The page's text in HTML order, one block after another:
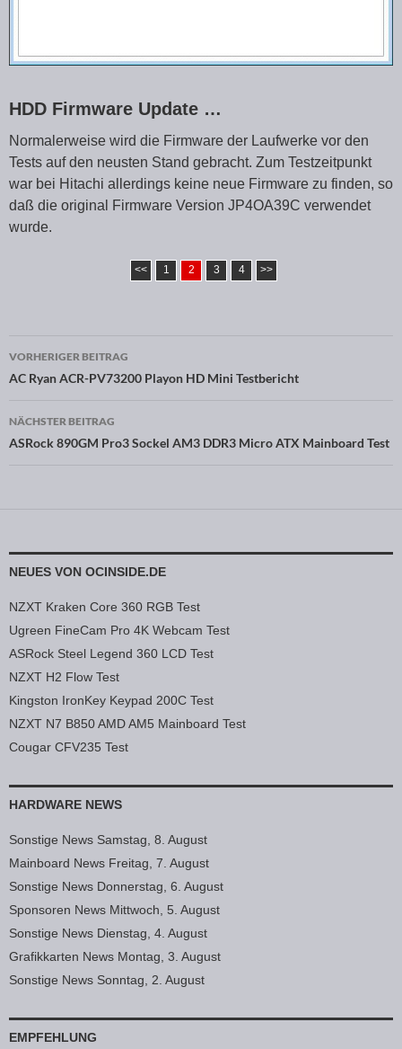
HDD Firmware Update …
Normalerweise wird die Firmware der Laufwerke vor den
Tests auf den neusten Stand gebracht. Zum Testzeitpunkt
war bei Hitachi allerdings keine neue Firmware zu finden, so
daß die original Firmware Version JP4OA39C verwendet
wurde.
<< 1 2 3 4 >>
Beitragsnavigation
VORHERIGER BEITRAG
AC Ryan ACR-PV73200 Playon HD Mini Testbericht
NÄCHSTER BEITRAG
ASRock 890GM Pro3 Sockel AM3 DDR3 Micro ATX Mainboard Test
NEUES VON OCINSIDE.DE
NZXT Kraken Core 360 RGB Test
Ugreen FineCam Pro 4K Webcam Test
ASRock Steel Legend 360 LCD Test
NZXT H2 Flow Test
Kingston IronKey Keypad 200C Test
NZXT N7 B850 AMD AM5 Mainboard Test
Cougar CFV235 Test
HARDWARE NEWS
Sonstige News Samstag, 8. August
Mainboard News Freitag, 7. August
Sonstige News Donnerstag, 6. August
Sponsoren News Mittwoch, 5. August
Sonstige News Dienstag, 4. August
Grafikkarten News Montag, 3. August
Sonstige News Sonntag, 2. August
EMPFEHLUNG